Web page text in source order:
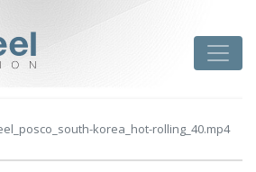
korea_hot-rolling_40.mp4